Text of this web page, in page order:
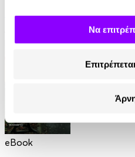
Να
Γρηγόρης Αζαριάδης
eBook